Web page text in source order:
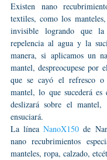
Existen nano
textiles, como los
invisible logrando que la
repelencia al agua y la
manera, si aplicamos un
mantel, despreocupese por
que se cayó el refresco
mantel, lo que sucederá es
deslizará sobre el
ensuciará.
La línea NanoX150 de
nano recubrimientos
manteles, ropa, calzado,